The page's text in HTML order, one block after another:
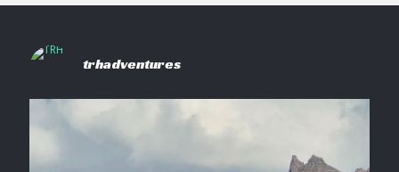
trhadventures
trhadventures
ieșit la o acțiune de #voluntariat în zo Mădăraș Peak,